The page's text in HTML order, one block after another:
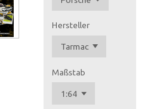
Hersteller
Maßstab